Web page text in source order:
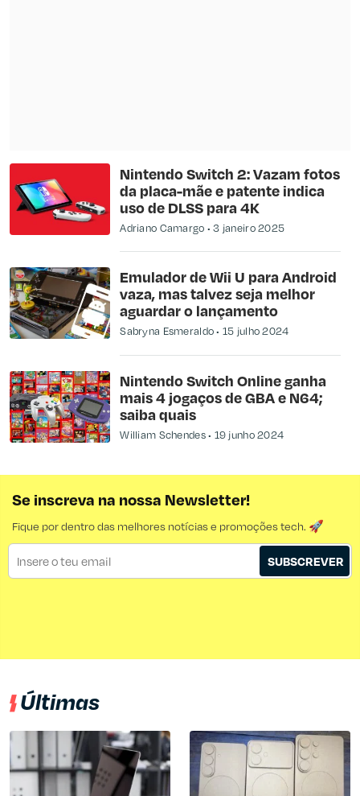
Nintendo Switch 2: Vazam fotos
da placa-mãe e patente indica
uso de DLSS para 4K
Adriano Camargo 3 janeiro 2025
Emulador de Wii U para Android
vaza, mas talvez seja melhor
aguardar o lançamento
Sabryna Esmeraldo 15 julho 2024
Nintendo Switch Online ganha
mais 4 jogaços de GBA e N64;
saiba quais
William Schendes 19 junho 2024
Se inscreva na nossa Newsletter!
Fique por dentro das melhores notícias e promoções tech. 🚀
SUBSCREVER
Últimas